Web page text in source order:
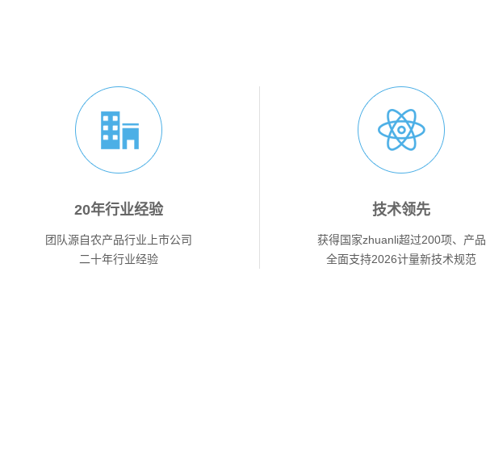
20年行业经验
团队源自农产品行业上市公司
二十年行业经验
技术领先
获得国家zhuanli超过200项、产品
全面支持2026计量新技术规范